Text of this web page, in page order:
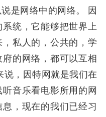
是网络中的网络。 因
统，它能够把世界上
私人的，公共的，学
的网络，都可以互相
，因特网就是我们在
音乐看电影所用的网
，现在的我们已经习